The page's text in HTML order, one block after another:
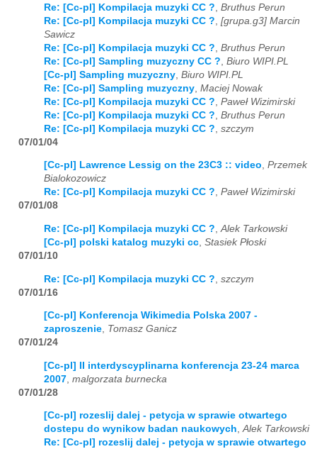
Re: [Cc-pl] Kompilacja muzyki CC ? Bruthus Perun
Re: [Cc-pl] Kompilacja muzyki CC ? [grupa.g3] Marcin
Sawicz
Re: [Cc-pl] Kompilacja muzyki CC ? Bruthus Perun
Re: [Cc-pl] Sampling muzyczny CC ? Biuro WIPI.PL
[Cc-pl] Sampling muzyczny Biuro WIPI.PL
Re: [Cc-pl] Sampling muzyczny Maciej Nowak
Re: [Cc-pl] Kompilacja muzyki CC ? Paweł Wizimirski
Re: [Cc-pl] Kompilacja muzyki CC ? Bruthus Perun
Re: [Cc-pl] Kompilacja muzyki CC ? szczym
07/01/04
[Cc-pl] Lawrence Lessig on the 23C3 :: video, Przemek
Bialokozowicz
Re: [Cc-pl] Kompilacja muzyki CC ?, Paweł Wizimirski
07/01/08
Re: [Cc-pl] Kompilacja muzyki CC ?,Alek Tarkowski
[Cc-pl] polski katalog muzyki cc, Stasiek Płoski
07/01/10
Re: [Cc-pl] Kompilacja muzyki CC ? szczym
07/01/16
[Cc-pl] Konferencja Wikimedia Polska 2007 -
zaproszenie, Tomasz Ganicz
07/01/24
[Cc-pl] II interdyscyplinarna konferencja 23-24 marca
2007 malgorzata burnecka
07/01/28
[Cc-pl] rozeslij dalej - petycja w sprawie otwartego
dostepu do wynikow badan naukowych,Alek Tarkowski
Re: [Cc-pl] rozeslij dalej - petycja w sprawie otwartego